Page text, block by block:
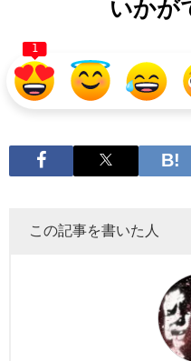
いかが
1
この記事を書いた人